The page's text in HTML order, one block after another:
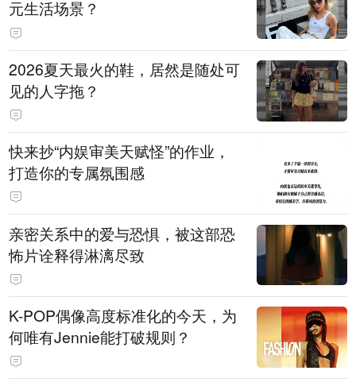
元生活场景？
2026夏天最火的鞋，居然是随处可
见的人字拖？
快来抄“内娱审美天赋怪”的作业，
打造你的专属氛围感
亲密关系中的爱与恐惧，被这部恐
怖片诠释得淋漓尽致
K-POP偶像高度标准化的今天，为
何唯有Jennie能打破规则？